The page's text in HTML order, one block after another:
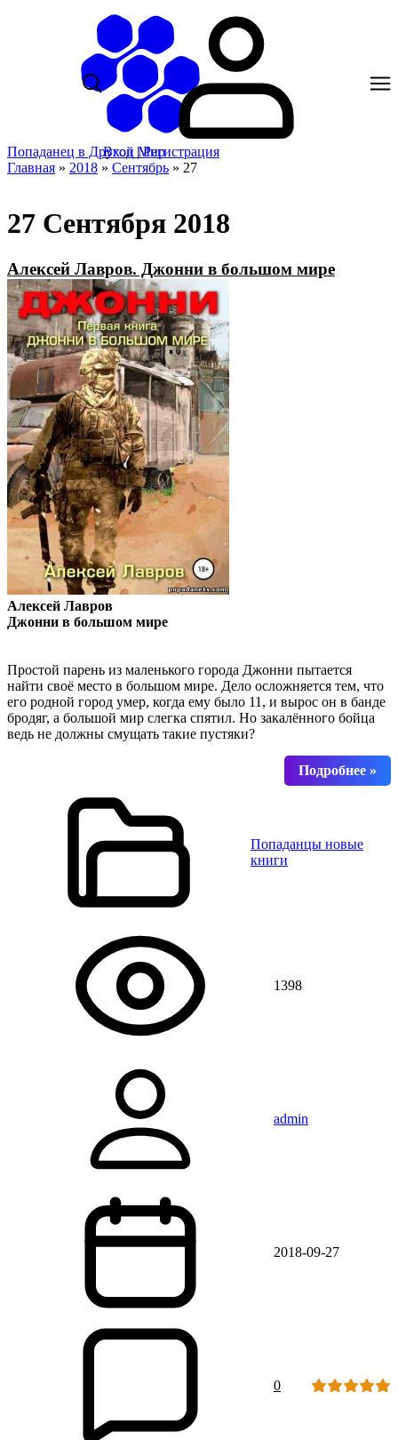
Попаданец в Другой Мир
Вход |Регистрация
Главная » 2018 » Сентябрь » 27
27 Сентября 2018
Алексей Лавров. Джонни в большом мире
Алексей Лавров
Джонни в большом мире
Простой парень из маленького города Джонни пытается
найти своё место в большом мире. Дело осложняется тем, что
его родной город умер, когда ему было 11, и вырос он в банде
бродяг, а большой мир слегка спятил. Но закалённого бойца
ведь не должны смущать такие пустяки?
Попаданцы новые
книги
1398
admin
2018-09-27
0